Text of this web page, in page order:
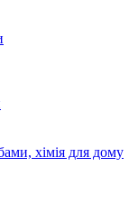
хімія для дому